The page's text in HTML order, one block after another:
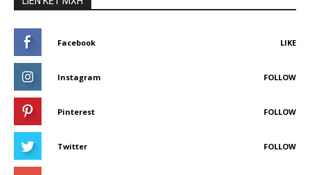
Facebook LIKE
Instagram FOLLOW
Pinterest FOLLOW
Twitter FOLLOW